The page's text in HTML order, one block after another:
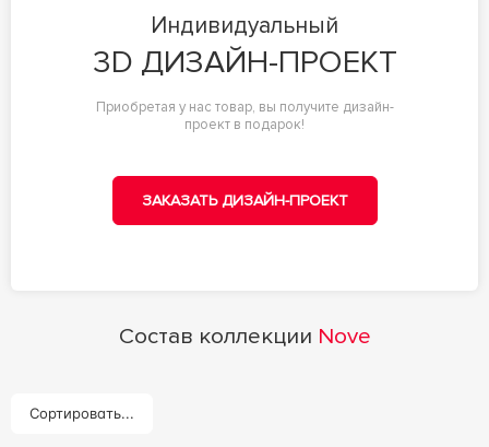
Индивидуальный
3D ДИЗАЙН-ПРОЕКТ
Приобретая у нас товар, вы получите дизайн-
проект в подарок!
ЗАКАЗАТЬ ДИЗАЙН-ПРОЕКТ
Состав коллекции Nove
Сортировать...